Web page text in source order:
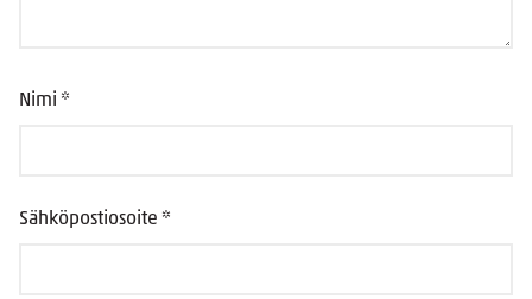
Nimi *
Sähköpostiosoite *